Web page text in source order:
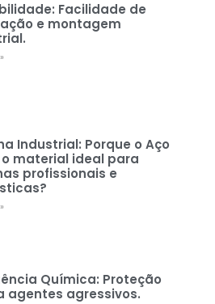
Facilidade de
e montagem
Industrial: Porque o Aço
o material ideal para
profissionais e
Química: Proteção
agentes agressivos.